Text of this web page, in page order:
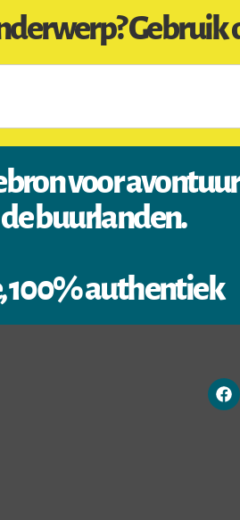
voor
buurlanden.
100% authentiek